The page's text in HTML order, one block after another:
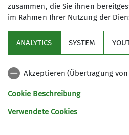
zusammen, die Sie ihnen
im Rahmen Ihrer Nutzung der
ANALYTICS SYSTEM
Akzeptieren (Übertragung
Cookie Beschreibung
Verwendete Cookies